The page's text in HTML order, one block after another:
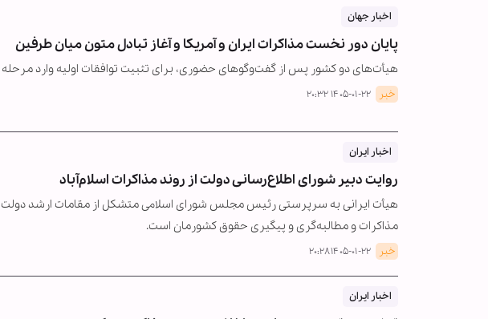
اخبار جهان
پایان دور نخست مذاکرات ایران و آمریکا و آغاز تبادل متون میان طرفین
هیأت‌های دو کشور پس از گفت‌وگوهای حضوری، برای تثبیت توافقات اولیه وارد
خبر ۱۴۰۵-۰۱-۲۲ ۲۰:۳۲
اخبار ایران
روایت دبیر شورای اطلاع‌رسانی دولت از روند مذاکرات اسلام‌آباد
هیأت ایرانی به سرپرستی رئیس مجلس شورای اسلامی متشکل از مقامات ارشد
مذاکرات و مطالبه‌گری و پیگیری حقوق کشورمان است.
خبر ۱۴۰۵-۰۱-۲۲ ۲۰:۲۸
اخبار ایران